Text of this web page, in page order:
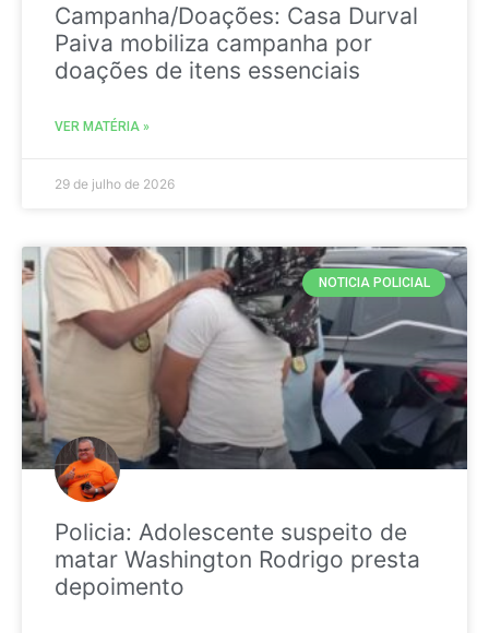
Campanha/Doações: Casa Durval
Paiva mobiliza campanha por
doações de itens essenciais
VER MATÉRIA »
29 de julho de 2026
NOTICIA POLICIAL
Policia: Adolescente suspeito de
matar Washington Rodrigo presta
depoimento